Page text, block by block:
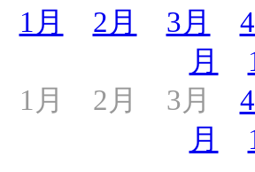
1月 2月 3月
月
1月 2月 3月
月